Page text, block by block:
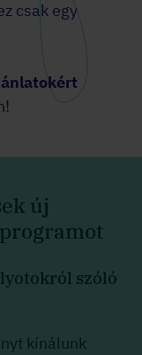
csak egy
új
szóló
kínálunk